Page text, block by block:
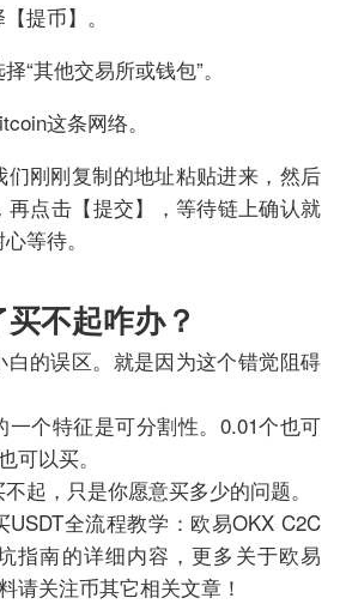
提币】。
“其他交易所或钱包”。
这条网络。
们刚刚复制的地址粘贴进来，然后
再点击【提交】，等待链上确认就
等待。
不起咋办？
白的误区。就是因为这个错觉阻碍
一个特征是可分割性。0.01个也可
可以买。
起，只是你愿意买多少的问题。
USDT全流程教学：欧易OKX C2C
指南的详细内容，更多关于欧易
请关注币其它相关文章！